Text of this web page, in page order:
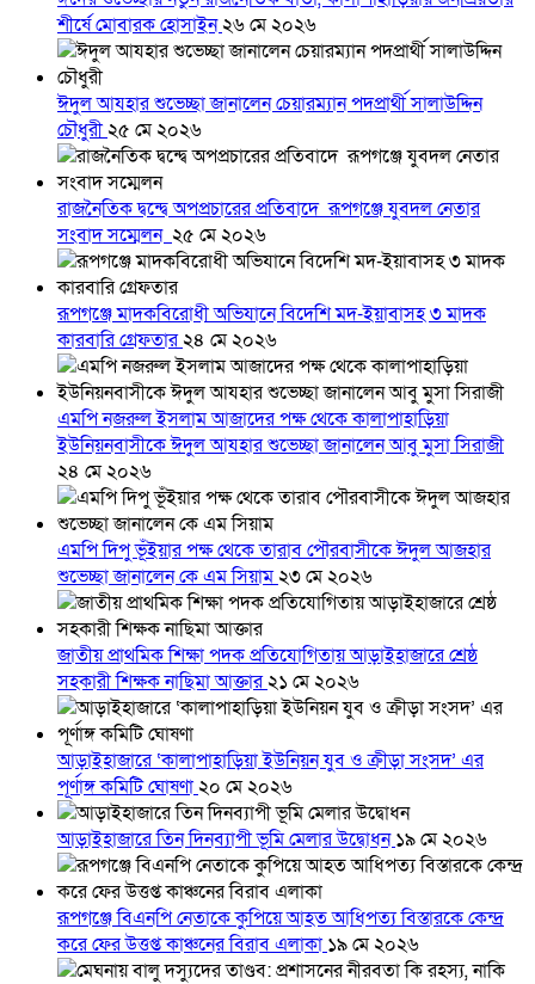
শীর্ষে মোবারক হোসাইন২৬ মে ২০২৬
ঈদুল আযহার শুভেচ্ছা জানালেন চেয়ারম্যান পদপ্রার্থী সালাউদ্দিন
চৌধুরী২৫ মে ২০২৬
রাজনৈতিক দ্বন্দ্বে অপপ্রচারের প্রতিবাদে ‎রূপগঞ্জে যুবদল নেতার
সংবাদ সম্মেলন ‎ ২৫ মে ২০২৬
রূপগঞ্জে মাদকবিরোধী অভিযানে বিদেশি মদ-ইয়াবাসহ ৩ মাদক
কারবারি গ্রেফতার২৪ মে ২০২৬
এমপি নজরুল ইসলাম আজাদের পক্ষ থেকে কালাপাহাড়িয়া
ইউনিয়নবাসীকে ঈদুল আযহার শুভেচ্ছা জানালেন আবু মুসা সিরাজী
২৪ মে ২০২৬
এমপি দিপু ভূঁইয়ার পক্ষ থেকে তারাব পৌরবাসীকে ঈদুল আজহার
শুভেচ্ছা জানালেন কে এম সিয়াম২৩ মে ২০২৬
জাতীয় প্রাথমিক শিক্ষা পদক প্রতিযোগিতায় আড়াইহাজারে শ্রেষ্ঠ
সহকারী শিক্ষক নাছিমা আক্তার২১ মে ২০২৬
আড়াইহাজারে ‘কালাপাহাড়িয়া ইউনিয়ন যুব ও ক্রীড়া সংসদ’ এর
পূর্ণাঙ্গ কমিটি ঘোষণা২০ মে ২০২৬
আড়াইহাজারে তিন দিনব্যাপী ভূমি মেলার উদ্বোধন১৯ মে ২০২৬
রূপগঞ্জে বিএনপি নেতাকে কুপিয়ে আহত আধিপত্য বিস্তারকে কেন্দ্র
করে ফের উত্তপ্ত কাঞ্চনের বিরাব এলাকা ১৯ মে ২০২৬